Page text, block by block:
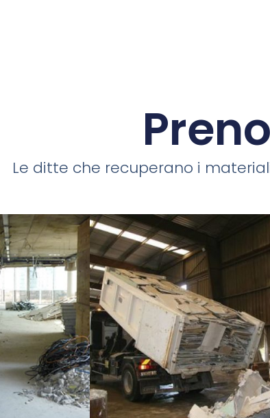
Le ditte che recuperano i